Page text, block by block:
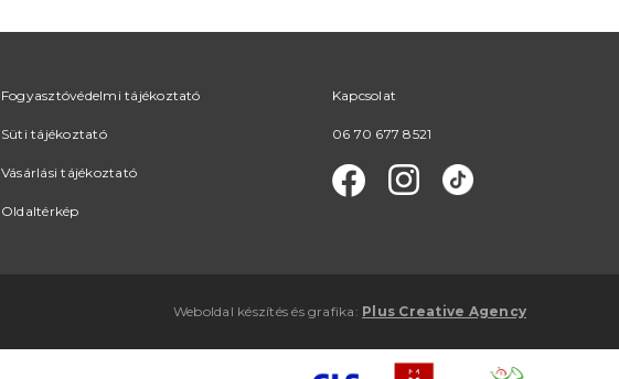
Fogyasztóvédelmi tájékoztató
Süti tájékoztató
Vásárlási tájékoztató
Oldaltérkép
Kapcsolat
06 70 677 8521
Weboldal készítés ésgrafika : Plus Creative Agency